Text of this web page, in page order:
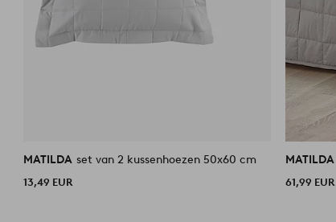
MATILDA set van 2 kussenhoezen 50x60 cm
13,49 EUR
MATILDA
61,99 EUR